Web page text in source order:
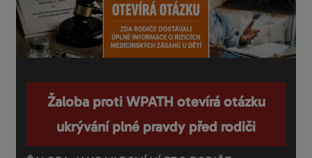
Žaloba proti WPATH otevírá otázku
ukrývání plné pravdy před rodiči